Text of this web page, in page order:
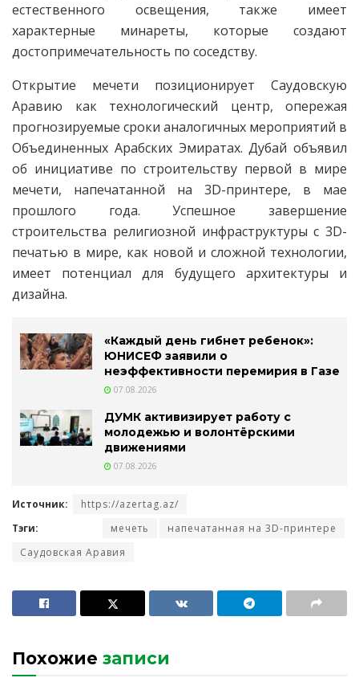
естественного освещения, также имеет
характерные минареты, которые создают
достопримечательность по соседству.
Открытие мечети позиционирует Саудовскую
Аравию как технологический центр, опережая
прогнозируемые сроки аналогичных мероприятий в
Объединенных Арабских Эмиратах. Дубай объявил
об инициативе по строительству первой в мире
мечети, напечатанной на 3D-принтере, в мае
прошлого года. Успешное завершение
строительства религиозной инфраструктуры с 3D-
печатью в мире, как новой и сложной технологии,
имеет потенциал для будущего архитектуры и
дизайна.
«Каждый день гибнет ребенок»:
ЮНИСЕФ заявили о
неэффективности перемирия в Газе
07.08.2026
ДУМК активизирует работу с
молодежью и волонтёрскими
движениями
07.08.2026
Источник:
https://azertag.az/
Тэги:
мечеть
напечатанная на 3D-принтере
Саудовская Аравия
Похожие записи